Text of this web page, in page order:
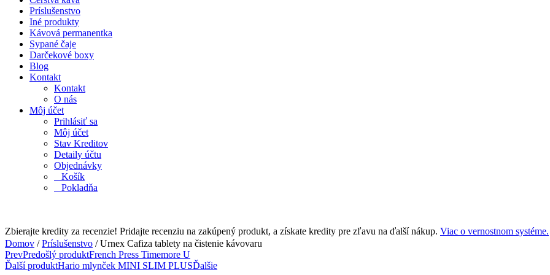
Príslušenstvo
Iné produkty
Kávová permanentka
Sypané čaje
Darčekové boxy
Blog
Kontakt
Kontakt
O nás
Môj účet
Prihlásiť sa
Môj účet
Stav Kreditov
Detaily účtu
Objednávky
Košík
Pokladňa
Zbierajte kredity za recenzie! Pridajte recenziu na zakúpený produkt, a získate kredity pre zľavu na ďalší nákup. Viac o vernostnom systéme.
Domov /Príslušenstvo / Urnex Cafiza tablety na čistenie kávovaru
PrevPredošlý produktFrench Press Timemore U
Ďalší produktHario mlynček MINI SLIM PLUSĎalšie